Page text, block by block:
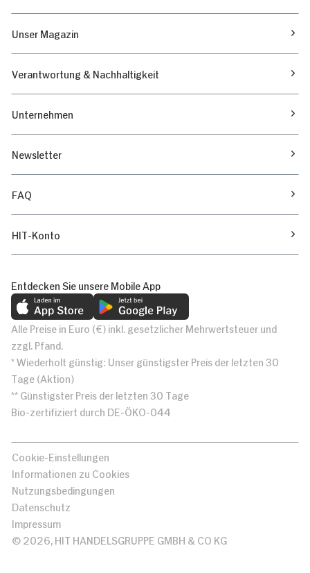
Unser Magazin
Verantwortung & Nachhaltigkeit
Unternehmen
Newsletter
FAQ
HIT-Konto
Entdecken Sie unsere Mobile App
Alle Preise in Euro (€) inkl. gesetzlicher Mehrwertsteuer und
zzgl. Pfand.
* Wiederholt günstig: Unser günstigster Preis der letzten 30
Tage (Aktion)
** Günstigster Preis der letzten 30 Tage
Bio-zertifiziert durch DE-ÖKO-044
Cookie-Einstellungen
Informationen zu Cookies
Nutzungsbedingungen
Datenschutz
Impressum
© 2026, HIT HANDELSGRUPPE GMBH & CO KG